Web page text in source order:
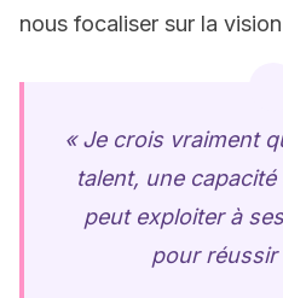
nous focaliser sur la
« Je crois vraiment
talent, une
peut exploiter à
pour réussir